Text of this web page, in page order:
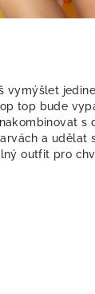
vymýšlet
top bude
s
a udělat
outfit pro